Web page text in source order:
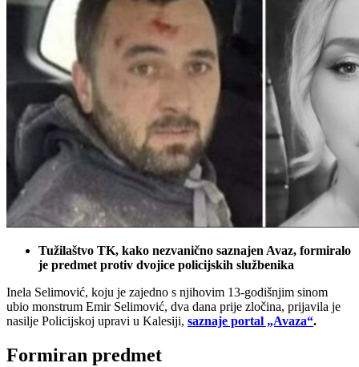
Tužilaštvo TK, kako nezvanično saznajen Avaz, formiralo
je predmet protiv dvojice policijskih službenika
Inela Selimović, koju je zajedno s njihovim 13-godišnjim sinom
ubio monstrum Emir Selimović, dva dana prije zločina, prijavila je
nasilje Policijskoj upravi u Kalesiji, saznaje portal „Avaza“.
Formiran predmet